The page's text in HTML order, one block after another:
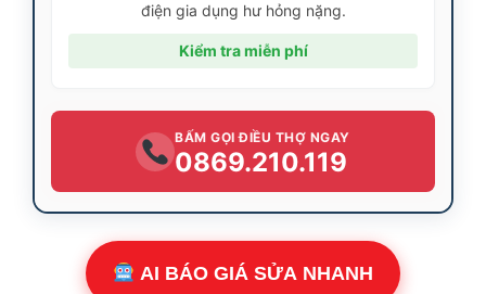
điện gia dụng hư hỏng nặng.
Kiểm tra miễn phí
BẤM GỌI ĐIỀU THỢ NGAY
0869.210.119
AI BÁO GIÁ SỬA NHANH